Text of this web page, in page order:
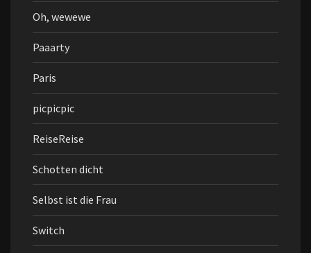
Oh, wewewe
Paaarty
Paris
picpicpic
ReiseReise
Schotten dicht
Selbst ist die Frau
Switch